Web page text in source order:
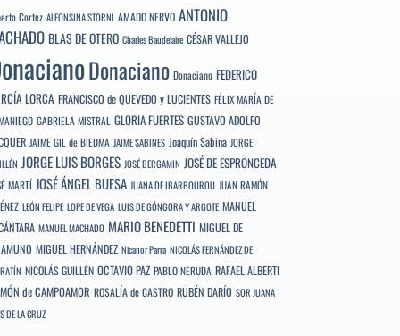
Cortez ALFONSINA STORNI AMADO NERVO ANTONIO
BLAS DE OTERO Charles Baudelaire CÉSAR VALLEJO
Donaciano Donaciano FEDERICO
LORCA FRANCISCO de QUEVEDO y LUCIENTES FÉLIX MARÍA DE
GABRIELA MISTRAL GLORIA FUERTES GUSTAVO ADOLFO
JAIME GIL de BIEDMA JAIME SABINES Joaquín Sabina JORGE
JORGE LUIS BORGES JOSÉ BERGAMIN JOSÉ DE ESPRONCEDA
MARTÍ JOSÉ ÁNGEL BUESA JUANA DE IBARBOUROU JUAN RAMÓN
LEÓN FELIPE LOPE DE VEGA LUIS DE GÓNGORA Y ARGOTE MANUEL
MANUEL MACHADO MARIO BENEDETTI MIGUEL DE
MIGUEL HERNÁNDEZ Nicanor Parra NICOLÁS FERNÁNDEZ DE
NICOLÁS GUILLÉN OCTAVIO PAZ PABLO NERUDA RAFAEL ALBERTI
de CAMPOAMOR ROSALÍA de CASTRO RUBÉN DARÍO SOR JUANA
DE LA CRUZ